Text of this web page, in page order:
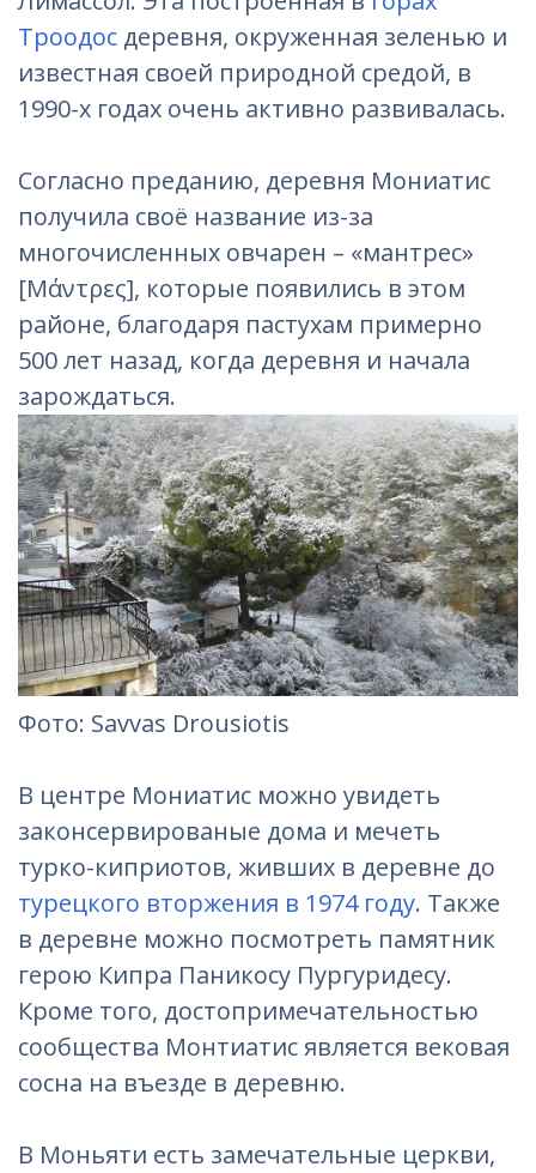
Троодос деревня, окруженная зеленью и
известная своей природной средой, в
1990-х годах очень активно развивалась.
Согласно преданию, деревня Мониатис
получила своё название из-за
многочисленных овчарен – «мантрес»
[Μάντρες], которые появились в этом
районе, благодаря пастухам примерно
500 лет назад, когда деревня и начала
зарождаться.
Фотo: Savvas Drousiotis
В центре Мониатис можно увидеть
законсервированые дома и мечеть
турко-киприотов, живших в деревне до
турецкого вторжения в 1974 году. Также
в деревне можно посмотреть памятник
герою Кипра Паникосу Пургуридесу.
Кроме того, достопримечательностью
сообщества Монтиатис является вековая
сосна на въезде в деревню.
В Моньяти есть замечательные церкви,